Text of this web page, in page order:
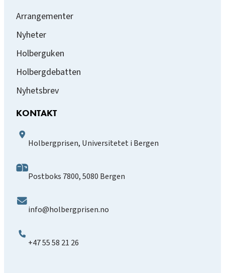
Arrangementer
Nyheter
Holberguken
Holbergdebatten
Nyhetsbrev
KONTAKT
Holbergprisen, Universitetet i Bergen
Postboks 7800, 5080 Bergen
info@holbergprisen.no
+47 55 58 21 26